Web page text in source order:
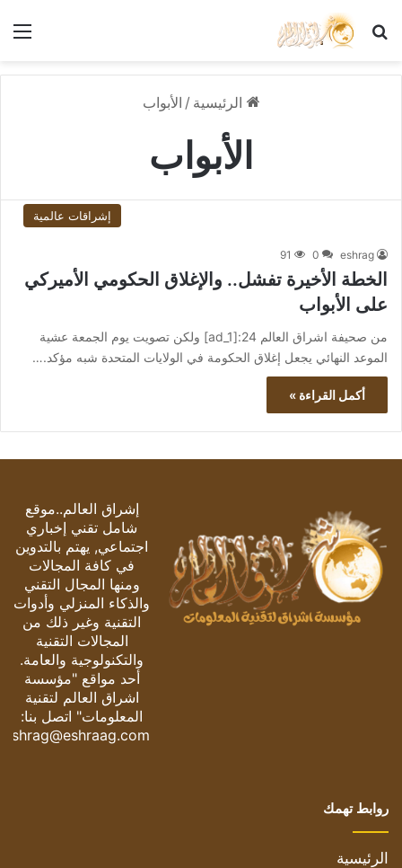
بحث عن
الرئيسية / الأبواب
الأبواب
إشراقات عالمية
eshrag
0
91
الخطة الأخيرة تفشل.. والإغلاق الحكومي الأميركي
على الأبواب
من صحيفة اشراق العالم 24:[ad_1] ولكن تصويت يوم الجمعة عشية
الموعد النهائي يجعل إغلاق الحكومة في الولايات المتحدة شبه مؤكد.…
أكمل القراءة »
إشراق العالم..موقع
شامل تقني إخباري
اجتماعي, يهتم بالتدوين
في كافة المجالات
ومنها المجال التقني
والذكاء المنزلي وأدوات
التقنية وغير ذلك من
المجالات التقنية
والتكنولوجية والعامة.
أحد مواقع "مؤسسة
اشراق العالم لتقنية
المعلومات" اتصل بنا:
eshrag@eshraag.com
روابط تهمك
الرئيسية